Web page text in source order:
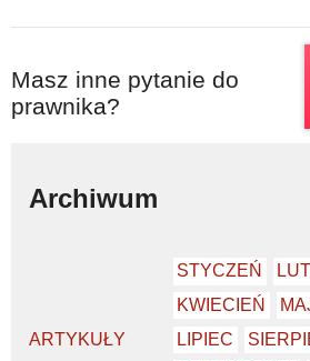
Masz inne pytanie do
prawnika?
Archiwum
ARTYKUŁY
STYCZEŃ
KWIECIEŃ
LIPIEC